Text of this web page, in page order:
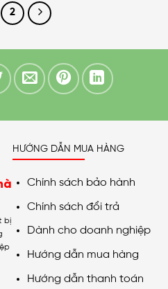
2
bị
HƯỚNG DẪN MUA HÀNG
Chính sách bảo hành
Chính sách đổi trả
Dành cho doanh nghiệp
Hướng dẫn mua hàng
Hướng dẫn thanh toán